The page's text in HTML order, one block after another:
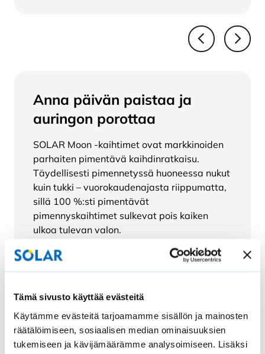
Tämä sivusto käyttää evästeitä
Käytämme evästeitä tarjoamamme sisällön ja mainosten
räätälöimiseen, sosiaalisen median ominaisuuksien
tukemiseen ja kävijämäärämme analysoimiseen. Lisäksi
Anna päivän paistaa ja
auringon porottaa
SOLAR Moon -kaihtimet ovat markkinoiden
parhaiten pimentävä kaihdinratkaisu.
Täydellisesti pimennetyssä huoneessa nukut
kuin tukki – vuorokaudenajasta riippumatta,
sillä 100 %:sti pimentävät
pimennyskaihtimet sulkevat pois kaiken
ulkoa tulevan valon.
Ikkunan väliin asennettuna kaihdin antaa
markkinoiden pimeimmän lopputuloksen ja
käytettyyn ikkunatyyppiin.
SOLAR -pimennyskaihtimet toimivat
tehokkaasti kaikenlaisiin ikkunoihin ja on
mahdollista asentaa myös ikkunan tai oven